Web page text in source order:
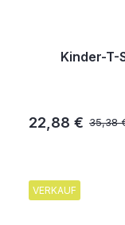
Kinder-T-
35,38
22,88 €
VERKAUF